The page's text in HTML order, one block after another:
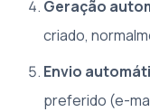
Geração
criado,
Envio
preferido (e-